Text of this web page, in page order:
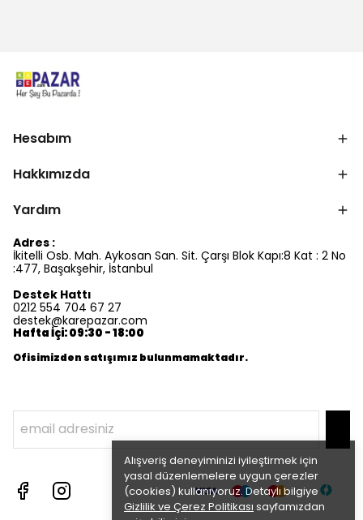
Alışveriş deneyiminizi iyileştirmek için
yasal düzenlemelere uygun çerezler
(cookies) kullanıyoruz. Detaylı bilgiye
Gizlilik ve Çerez Politikası sayfamızdan
Hesabım
Hakkımızda
Yardım
Adres :
İkitelli Osb. Mah. Aykosan San. Sit. Çarşı Blok Kapı:8 Kat : 2 No
:477, Başakşehir, İstanbul
Destek Hattı
0212 554 704 67 27
destek@karepazar.com
Hafta İçi: 09:30 - 18:00
Ofisimizden satışımız bulunmamaktadır.